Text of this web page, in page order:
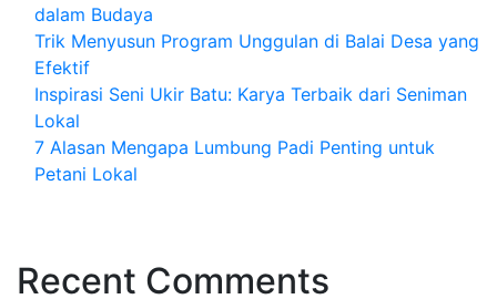
dalam Budaya
Trik Menyusun Program Unggulan di Balai Desa yang
Efektif
Inspirasi Seni Ukir Batu: Karya Terbaik dari Seniman
Lokal
7 Alasan Mengapa Lumbung Padi Penting untuk
Petani Lokal
Recent Comments